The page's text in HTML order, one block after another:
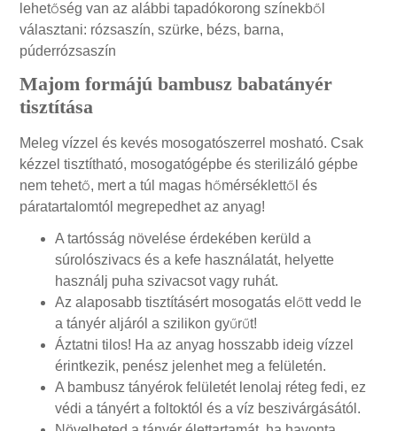
lehetőség van az alábbi tapadókorong színekből
választani: rózsaszín, szürke, bézs, barna,
púderrózsaszín
Majom formájú bambusz babatányér
tisztítása
Meleg vízzel és kevés mosogatószerrel mosható. Csak
kézzel tisztítható, mosogatógépbe és sterilizáló gépbe
nem tehető, mert a túl magas hőmérséklettől és
páratartalomtól megrepedhet az anyag!
A tartósság növelése érdekében kerüld a
súrolószivacs és a kefe használatát, helyette
használj puha szivacsot vagy ruhát.
Az alaposabb tisztításért mosogatás előtt vedd le
a tányér aljáról a szilikon gyűrűt!
Áztatni tilos! Ha az anyag hosszabb ideig vízzel
érintkezik, penész jelenhet meg a felületén.
A bambusz tányérok felületét lenolaj réteg fedi, ez
védi a tányért a foltoktól és a víz beszivárgásától.